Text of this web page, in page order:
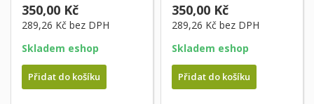
350,00 Kč
289,26 Kč bez DPH
Skladem eshop
Přidat do košíku
350,00 Kč
289,26 Kč bez DPH
Skladem eshop
Přidat do košíku